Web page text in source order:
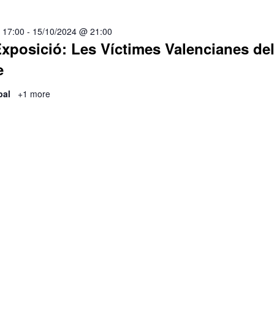
Les Víctimes Valencianes del
- 15/10/2024 @ 21:00
+1 more